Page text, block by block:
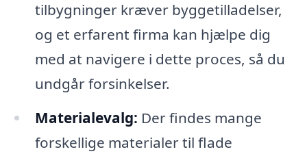
tilbygninger kræver byggetilladelser,
og et erfarent firma kan hjælpe dig
med at navigere i dette proces, så du
undgår forsinkelser.
Materialevalg: Der findes mange
forskellige materialer til flade